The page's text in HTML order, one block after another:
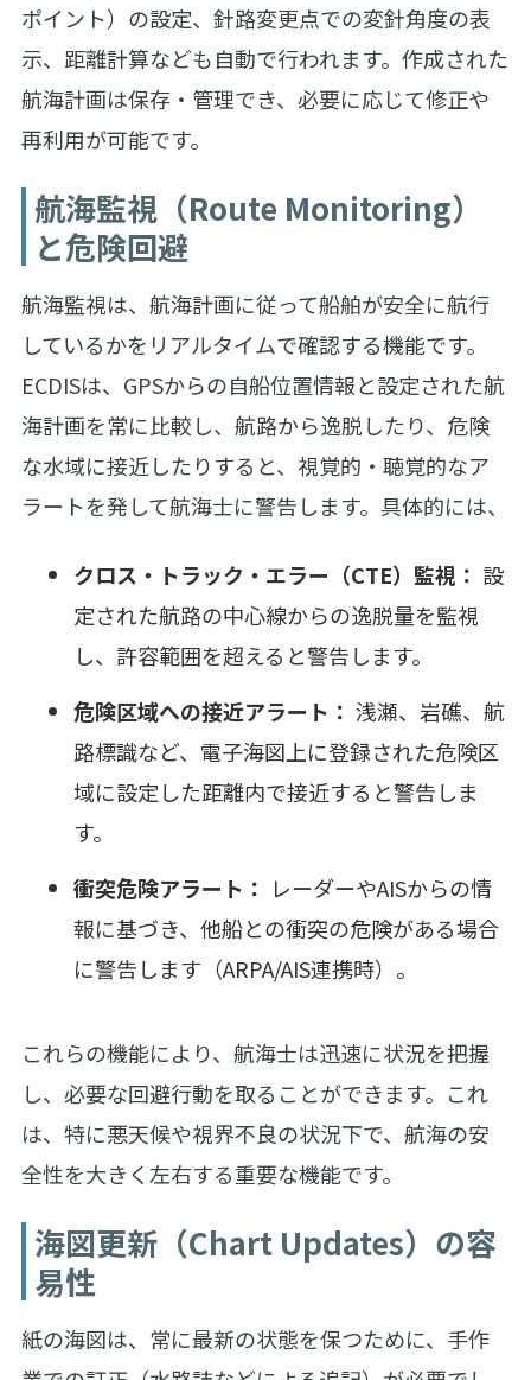
ポイント）の設定、針路変更点での変針角度の表
示、距離計算なども自動で行われます。作成された
航海計画は保存・管理でき、必要に応じて修正や
再利用が可能です。
航海監視（Route Monitoring）
と危険回避
航海監視は、航海計画に従って船舶が安全に航行
しているかをリアルタイムで確認する機能です。
ECDISは、GPSからの自船位置情報と設定された航
海計画を常に比較し、航路から逸脱したり、危険
な水域に接近したりすると、視覚的・聴覚的なア
ラートを発して航海士に警告します。具体的には、
クロス・トラック・エラー（CTE）監視： 設
定された航路の中心線からの逸脱量を監視
し、許容範囲を超えると警告します。
危険区域への接近アラート： 浅瀬、岩礁、航
路標識など、電子海図上に登録された危険区
域に設定した距離内で接近すると警告しま
す。
衝突危険アラート： レーダーやAISからの情
報に基づき、他船との衝突の危険がある場合
に警告します（ARPA/AIS連携時）。
これらの機能により、航海士は迅速に状況を把握
し、必要な回避行動を取ることができます。これ
は、特に悪天候や視界不良の状況下で、航海の安
全性を大きく左右する重要な機能です。
海図更新（Chart Updates）の容
易性
紙の海図は、常に最新の状態を保つために、手作